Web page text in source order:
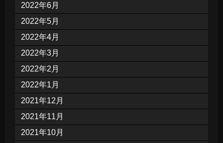
2022年6月
2022年5月
2022年4月
2022年3月
2022年2月
2022年1月
2021年12月
2021年11月
2021年10月